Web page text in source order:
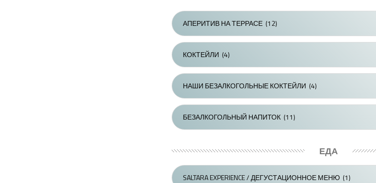
АПЕРИТИВ НА ТЕРРАСЕ (12)
КОКТЕЙЛИ (4)
НАШИ БЕЗАЛКОГОЛЬНЫЕ КОКТЕЙЛИ (4)
БЕЗАЛКОГОЛЬНЫЙ НАПИТОК (11)
ЕДА
SALTARA EXPERIENCE / ДЕГУСТАЦИОННОЕ МЕНЮ (1)